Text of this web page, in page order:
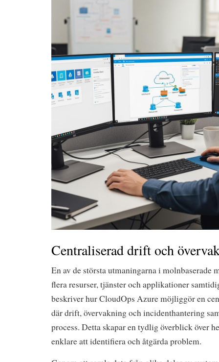
Centraliserad drift och
En av de största utmaningarna i molnbaserade
flera resurser, tjänster och applikationer
beskriver hur CloudOps Azure möjliggör en
där drift, övervakning och incidenthantering
process. Detta skapar en tydlig överblick över
enklare att identifiera och åtgärda problem.